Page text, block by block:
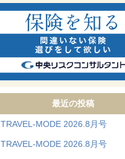
最近の投稿
TRAVEL-MODE 2026.8月号
TRAVEL-MODE 2026.8月号